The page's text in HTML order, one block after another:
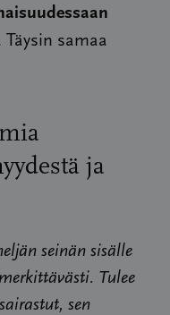
samaa
ja
seinän sisälle
Tulee
sen